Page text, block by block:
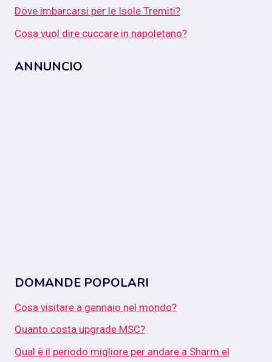
Dove imbarcarsi per le Isole Tremiti?
Cosa vuol dire cuccare in napoletano?
ANNUNCIO
DOMANDE POPOLARI
Cosa visitare a gennaio nel mondo?
Quanto costa upgrade MSC?
Qual è il periodo migliore per andare a Sharm el